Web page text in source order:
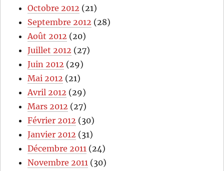
Octobre 2012 (21)
Septembre 2012 (28)
Août 2012 (20)
Juillet 2012 (27)
Juin 2012 (29)
Mai 2012 (21)
Avril 2012 (29)
Mars 2012 (27)
Février 2012 (30)
Janvier 2012 (31)
Décembre 2011 (24)
Novembre 2011 (30)